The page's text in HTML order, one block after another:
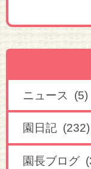
ニュース (5)
園日記 (232)
園長ブログ